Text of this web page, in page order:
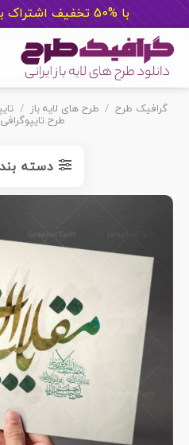
با %50 تخفیف اشتراک بخر
content
گرافیک طرح / طرح های لایه باز /
طرح
دسته